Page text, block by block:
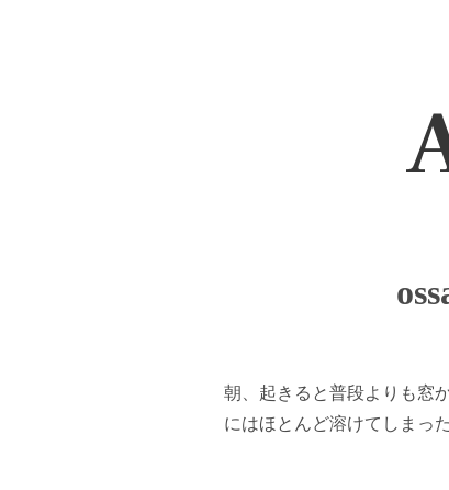
朝、起きると普段よりも窓
にはほとんど溶けてしまった